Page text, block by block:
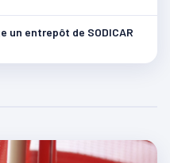
un entrepôt de SODICAR